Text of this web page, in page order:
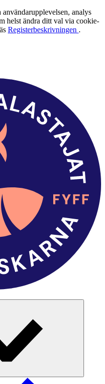
analys
helst ändra ditt val via cookie-
Registerbeskrivningen .